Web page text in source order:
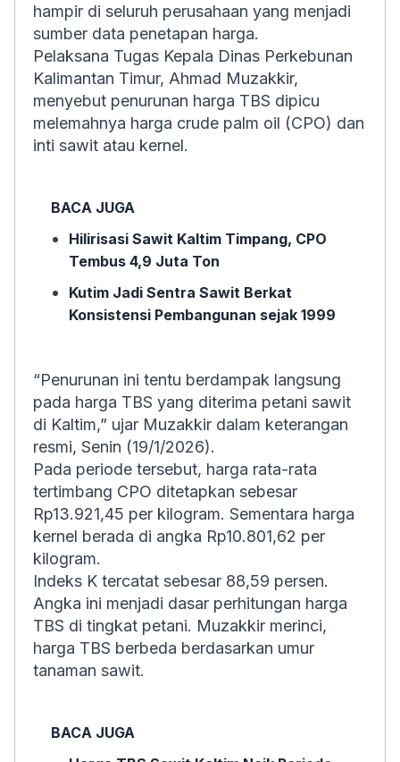
hampir di seluruh perusahaan yang menjadi
sumber data penetapan harga.
Pelaksana Tugas Kepala Dinas Perkebunan
Kalimantan Timur, Ahmad Muzakkir,
menyebut penurunan harga TBS dipicu
melemahnya harga crude palm oil (CPO) dan
inti sawit atau kernel.
BACA JUGA
Hilirisasi Sawit Kaltim Timpang, CPO
Tembus 4,9 Juta Ton
Kutim Jadi Sentra Sawit Berkat
Konsistensi Pembangunan sejak 1999
“Penurunan ini tentu berdampak langsung
pada harga TBS yang diterima petani sawit
di Kaltim,” ujar Muzakkir dalam keterangan
resmi, Senin (19/1/2026).
Pada periode tersebut, harga rata-rata
tertimbang CPO ditetapkan sebesar
Rp13.921,45 per kilogram. Sementara harga
kernel berada di angka Rp10.801,62 per
kilogram.
Indeks K tercatat sebesar 88,59 persen.
Angka ini menjadi dasar perhitungan harga
TBS di tingkat petani. Muzakkir merinci,
harga TBS berbeda berdasarkan umur
tanaman sawit.
BACA JUGA